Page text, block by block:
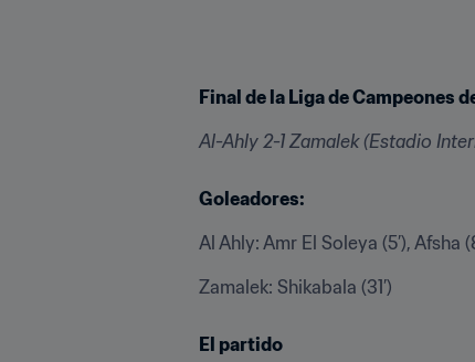
Final de la Liga de Campeones
Al-Ahly 2-1 Zamalek (Estadio
Goleadores:
Al Ahly: Amr El Soleya (5’), Afsha
Zamalek: Shikabala (31’)
El partido